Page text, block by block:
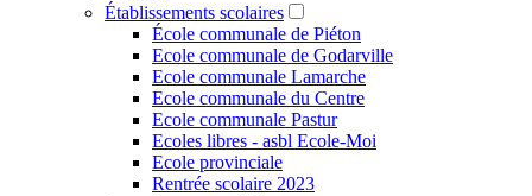
Établissements scolaires
École communale de Piéton
Ecole communale de Godarville
Ecole communale Lamarche
Ecole communale du Centre
Ecole communale Pastur
Ecoles libres - asbl Ecole-Moi
Ecole provinciale
Rentrée scolaire 2023